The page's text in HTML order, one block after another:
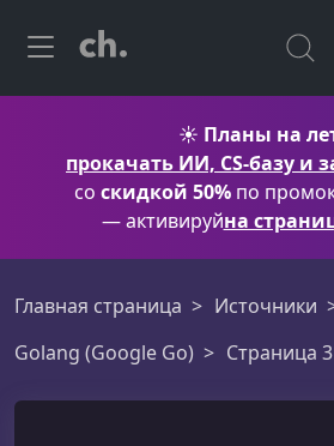
☀️ Планы на
прокачать ИИ, CS-базу и
со скидкой 50% по
— активируйна
Главная страница Источники
Golang (Google Go)
Страница 3